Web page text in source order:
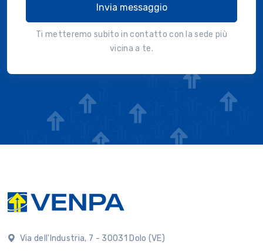
Invia messaggio
Ti metteremo subito in contatto con la sede più
vicina a te.
Via dell'Industria, 7 - 30031 Dolo (VE)